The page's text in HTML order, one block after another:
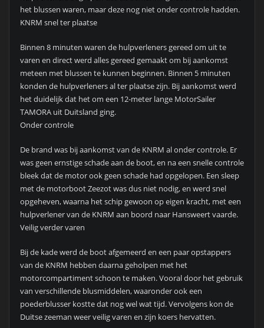
het blussen waren, maar deze nog niet onder controle hadden.
KNRM snel ter plaatse
Binnen 8 minuten waren de hulpverleners gereed om uit te
varen en direct werd alles gereed gemaakt om bij aankomst
meteen met blussen te kunnen beginnen. Binnen 5 minuten
konden de hulpverleners al ter plaatse zijn. Bij aankomst werd
het duidelijk dat het om een 12-meter lange MotorSailer
TAMORA uit Duitsland ging.
Onder controle
De brand was bij aankomst van de KNRM al onder controle. Er
was geen ernstige schade aan de boot, en na een snelle controle
bleek dat de motor ook geen schade had opgelopen. Een sleep
met de motorboot Zeezot was dus niet nodig, en werd snel
opgeheven, waarna het schip gewoon op eigen kracht, met een
hulpverlener van de KNRM aan boord naar Hansweert vaarde.
Veilig verder varen
Bij de kade werd de boot afgemeerd en een paar opstappers
van de KNRM hebben daarna geholpen met het
motorcompartiment schoon te maken. Vooral door het gebruik
van verschillende blusmiddelen, waaronder ook een
poederblusser kostte dat nog wel wat tijd. Vervolgens kon de
Duitse zeeman weer veilig varen en zijn koers hervatten.